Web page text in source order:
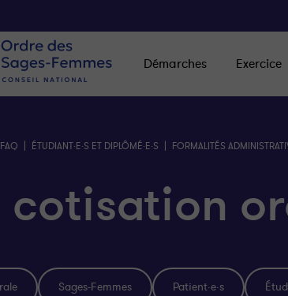
Démarches Exercice
FAQ | ÉTUDIANT·E·S ET DIPLÔMÉ·E·S | FORMALITÉS
cotisation
Sages-Femmes Patient·e·s